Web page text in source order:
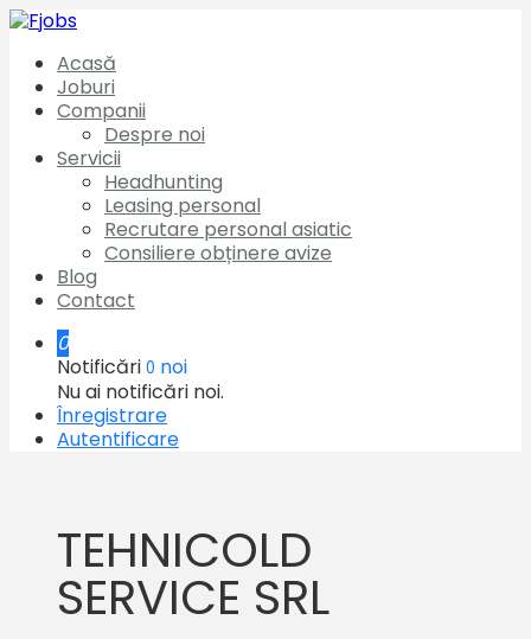
Acasă
Joburi
Companii
Despre noi
Servicii
Headhunting
Leasing personal
Recrutare personal asiatic
Consiliere obținere avize
Blog
Contact
0
Notificări 0 noi
Nu ai notificări noi.
Înregistrare
Autentificare
TEHNICOLD
SERVICE SRL